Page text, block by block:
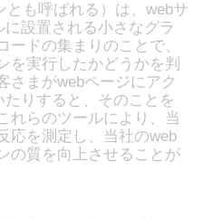
とも呼ばれる）は、webサ
設置される小さなグラ
ードの集まりのことで、
を実行したかどうかを判
さまがwebページにアク
りすると、そのことを
れらのツールにより、当
応を測定し、当社のweb
の質を向上させることが